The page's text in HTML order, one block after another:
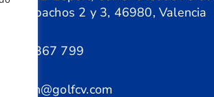
5, Despachos 2 y 3, 46980, Valencia
961 367 799